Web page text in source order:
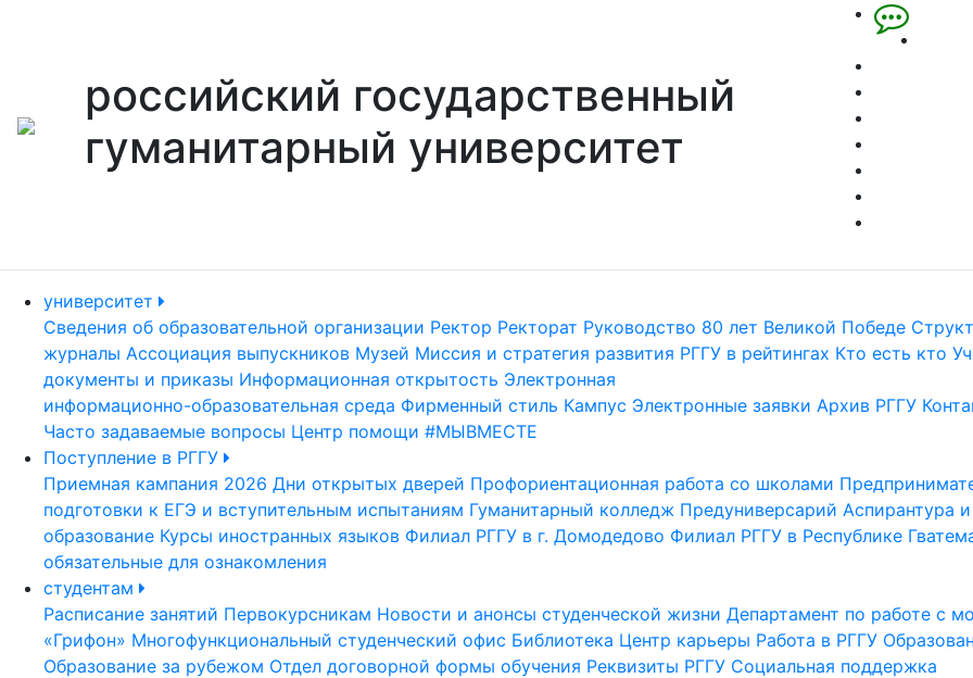
российский государственный
гуманитарный университет
университет
Сведения об образовательной организации Ректор Ректорат Руководство 80 лет Великой Победе
журналы Ассоциация выпускников Музей Миссия и стратегия развития РГГУ в рейтингах Кто есть кто
документы и приказы Информационная открытость Электронная
информационно-образовательная среда Фирменный стиль Кампус Электронные заявки Архив РГГУ
Часто задаваемые вопросы Центр помощи #МЫВМЕСТЕ
Поступление в РГГУ
Приемная кампания 2026 Дни открытых дверей Профориентационная работа со школами
подготовки к ЕГЭ и вступительным испытаниям Гуманитарный колледж Предуниверсарий Аспирантура
образование Курсы иностранных языков Филиал РГГУ в г. Домодедово Филиал РГГУ в Республике
обязательные для ознакомления
студентам
Расписание занятий Первокурсникам Новости и анонсы студенческой жизни Департамент по работе с
«Грифон» Многофункциональный студенческий офис Библиотека Центр карьеры Работа в РГГУ
Образование за рубежом Отдел договорной формы обучения Реквизиты РГГУ Социальная поддержка